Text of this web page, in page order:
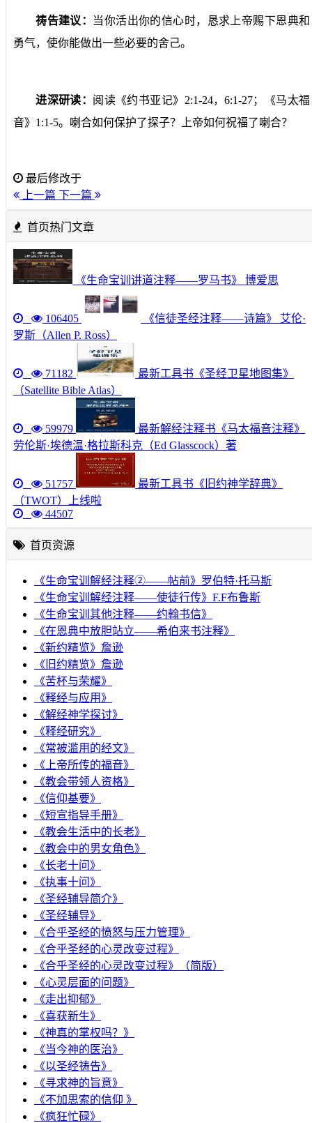
祷告建议：
当你活出你的信心时，恳求上帝赐下恩典和
勇气，使你能做出一些必要的舍己。
进深研读： 阅读《约书亚记》 2:1-24，6:1-27；《马太福
音》 1:1-5。喇合如何保护了探子？上帝如何祝福了喇合？
最后修改于
上一篇 下一篇
首页热门文章
《生命宝训讲道注释——罗马书》 博爱思
106405
《信徒圣经注释——诗篇》 艾伦·
罗斯（Allen P. Ross）
71182
最新工具书《圣经卫星地图集》
（Satellite Bible Atlas）
59979
最新解经注释书《马太福音注释》
劳伦斯·埃德温·格拉斯科克（Ed Glasscock）著
51757
最新工具书《旧约神学辞典》
（TWOT）上线啦
44507
首页资源
《生命宝训解经注释②——帖前》罗伯特·托马斯
《生命宝训解经注释——使徒行传》F.F布鲁斯
《生命宝训其他注释——约翰书信》
《在恩典中放胆站立——希伯来书注释》
《新约精览》詹逊
《旧约精览》詹逊
《苦杯与荣耀》
《释经与应用》
《解经神学探讨》
《释经研究》
《常被滥用的经文》
《上帝所传的福音》
《教会带领人资格》
《信仰基要》
《短宣指导手册》
《教会生活中的长老》
《教会中的男女角色》
《长老十问》
《执事十问》
《圣经辅导简介》
《圣经辅导》
​《合乎圣经的愤怒与压力管理》
《合乎圣经的心灵改变过程》
《合乎圣经的心灵改变过程》（简版）
《心灵层面的问题》
《走出抑郁》
《喜获新生》
《神真的掌权吗？》
《当今神的医治》
《以圣经祷告》
《寻求神的旨意》
《不加思索的信仰 》
《疯狂忙碌》